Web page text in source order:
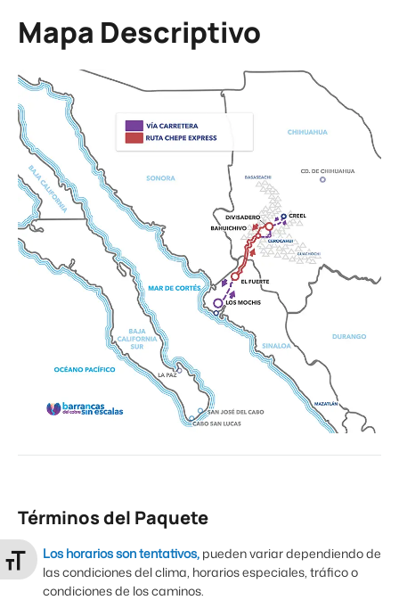
Alternar tamaño de letra
Mapa Descriptivo
Términos del Paquete
Los horarios son tentativos, pueden variar dependiendo de
las condiciones del clima, horarios especiales, tráfico o
condiciones de los caminos.